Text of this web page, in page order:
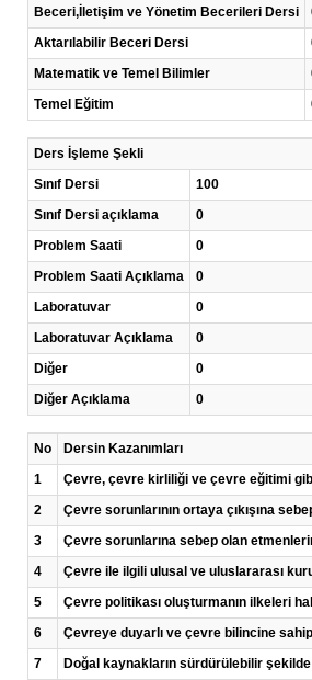
Beceri,İletişim ve Yönetim Becerileri Dersi
Aktarılabilir Beceri Dersi
Matematik ve Temel Bilimler
Temel Eğitim
Ders İşleme Şekli
Sınıf Dersi
100
Sınıf Dersi açıklama
0
Problem Saati
0
Problem Saati Açıklama
0
Laboratuvar
0
Laboratuvar Açıklama
0
Diğer
0
Diğer Açıklama
0
No
Dersin Kazanımları
1
Çevre, çevre kirliliği ve çevre eğitimi
2
Çevre sorunlarının ortaya çıkışına
3
Çevre sorunlarına sebep olan
4
Çevre ile ilgili ulusal ve uluslararası
5
Çevre politikası oluşturmanın ilkeleri
6
Çevreye duyarlı ve çevre bilincine
7
Doğal kaynakların sürdürülebilir